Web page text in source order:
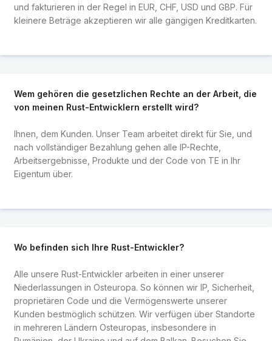
und fakturieren in der Regel in EUR, CHF, USD und GBP. Für
kleinere Beträge akzeptieren wir alle gängigen Kreditkarten.
Wem gehören die gesetzlichen Rechte an der Arbeit, die
von meinen Rust-Entwicklern erstellt wird?
Ihnen, dem Kunden. Unser Team arbeitet direkt für Sie, und
nach vollständiger Bezahlung gehen alle IP-Rechte,
Arbeitsergebnisse, Produkte und der Code von TE in Ihr
Eigentum über.
Wo befinden sich Ihre Rust-Entwickler?
Alle unsere Rust-Entwickler arbeiten in einer unserer
Niederlassungen in Osteuropa. So können wir IP, Sicherheit,
proprietären Code und die Vermögenswerte unserer
Kunden bestmöglich schützen. Wir verfügen über Standorte
in mehreren Ländern Osteuropas, insbesondere in